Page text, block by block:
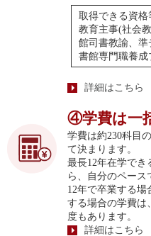
取得できる資
教育主事(社会
館司書教諭、準
書館専門職養成
詳細はこちら
④学費は一
学費は約230科目
て決まります。
最長12年在学でき
ら、自分のペース
12年で卒業する場
する場合の学費は
度もあります。
詳細はこちら